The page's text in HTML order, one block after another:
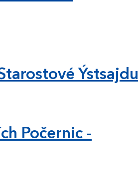
Ýstsajdu
Počernic -